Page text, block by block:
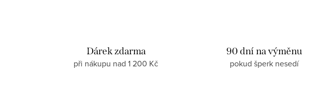
Dárek zdarma
při nákupu nad 1 200 Kč
90 dní na výměnu
pokud šperk nesedí